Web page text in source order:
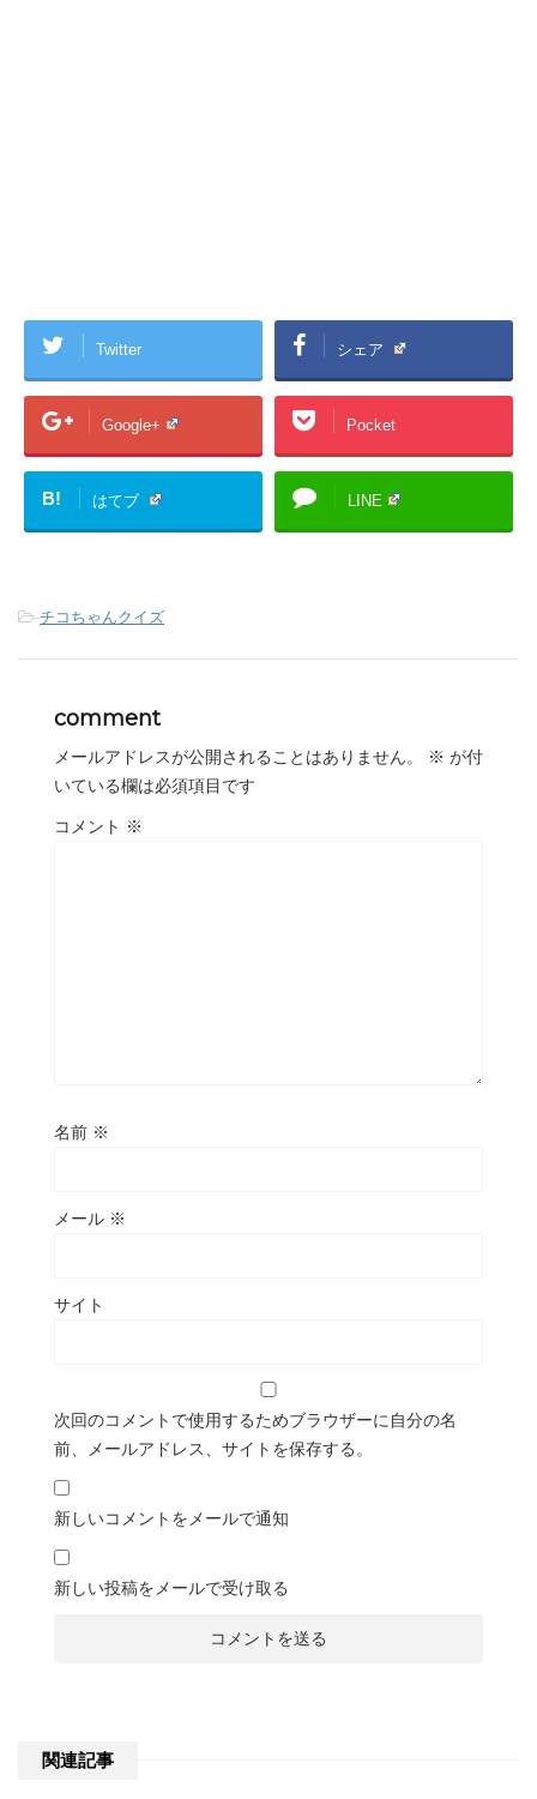
Twitter シェア
Google+ Pocket
B! はてブ LINE
-チコちゃんクイズ
comment
メールアドレスが公開されることはありません。 ※ が付
いている欄は必須項目です
コメント ※
名前 ※
メール ※
サイト
次回のコメントで使用するためブラウザーに自分の名
前、メールアドレス、サイトを保存する。
新しいコメントをメールで通知
新しい投稿をメールで受け取る
関連記事